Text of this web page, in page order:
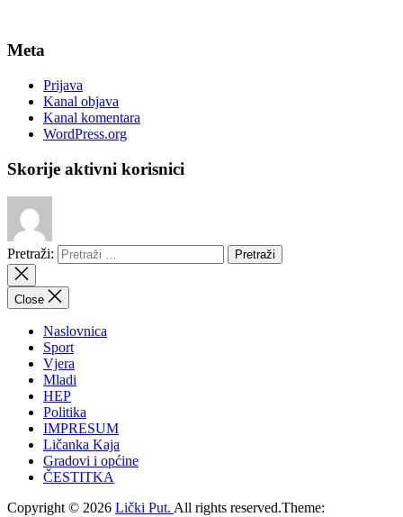
Meta
Prijava
Kanal objava
Kanal komentara
WordPress.org
Skorije aktivni korisnici
Pretraži:
Close
Naslovnica
Sport
Vjera
Mladi
HEP
Politika
IMPRESUM
Ličanka Kaja
Gradovi i općine
ČESTITKA
Copyright © 2026 Lički Put. All rights reserved.Theme: